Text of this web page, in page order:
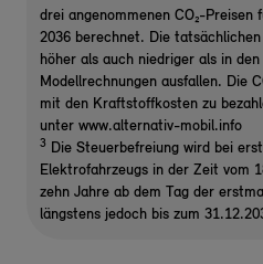
drei angenommenen CO₂-
2036 berechnet. Die tatsächlichen
höher als auch niedriger als in
Modellrechnungen ausfallen. Die
mit den Kraftstoffkosten zu
unter www.alternativ-mobil.info
3 Die Steuerbefreiung wird bei
Elektrofahrzeugs in der Zeit vom
zehn Jahre ab dem Tag der
längstens jedoch bis zum